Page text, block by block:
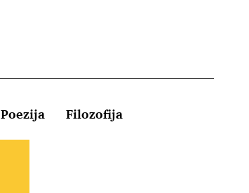
Poezija Filozofija